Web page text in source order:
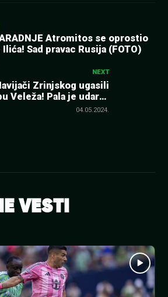
Atromitos se oprostio
Ilića! Sad pravac Rusija (FOTO)
NEXT
Zrinjskog ugasili
Veleža! Pala je udarna
zastava
04.05.2024.
VESTI